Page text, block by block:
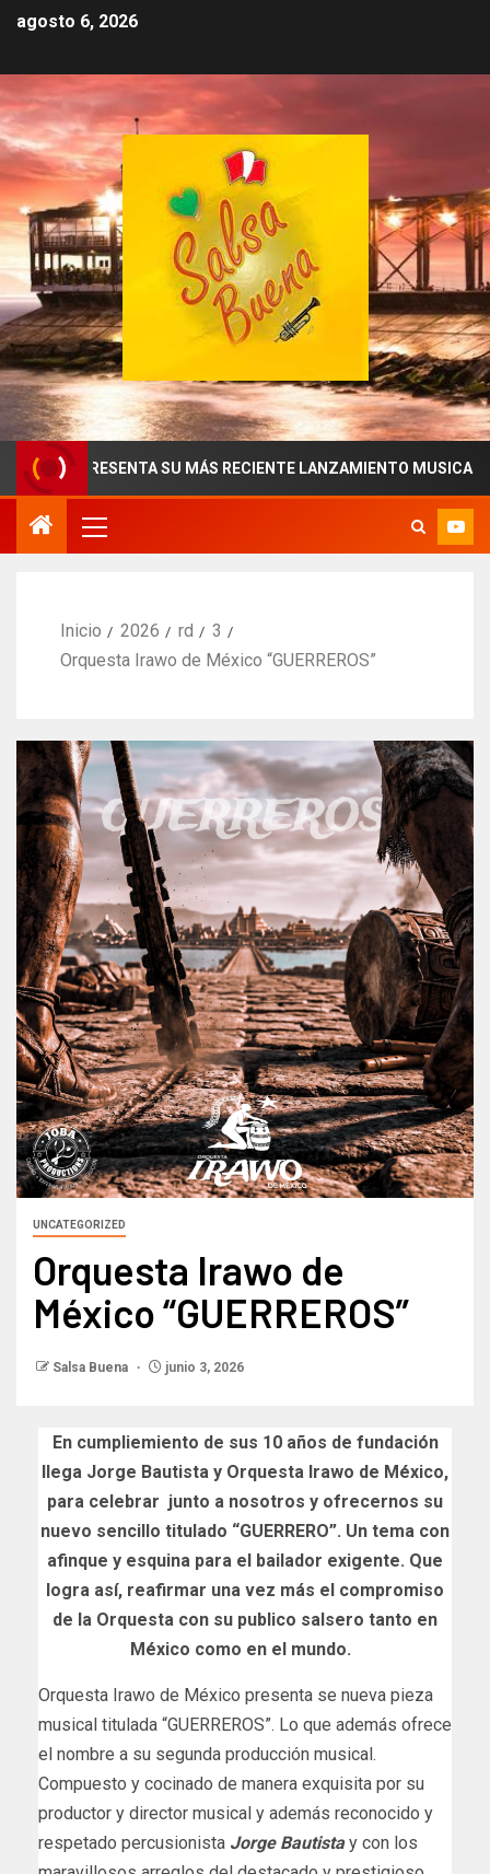
agosto 6, 2026
PRESENTA SU MÁS RECIENTE LANZAMIENTO MUSICAL
Inicio 2026 rd
3
Orquesta Irawo de México “GUERREROS”
UNCATEGORIZED
Orquesta Irawo de
México “GUERREROS”
Salsa Buena junio 3, 2026
En cumpliemiento de sus 10 años de fundación
llega Jorge Bautista y Orquesta Irawo de México,
para celebrar junto a nosotros y ofrecernos su
nuevo sencillo titulado “GUERRERO”. Un tema con
afinque y esquina para el bailador exigente. Que
logra así, reafirmar una vez más el compromiso
de la Orquesta con su publico salsero tanto en
México como en el mundo.
Orquesta Irawo de México presenta se nueva pieza
musical titulada “GUERREROS”. Lo que además ofrece
el nombre a su segunda producción musical.
Compuesto y cocinado de manera exquisita por su
productor y director musical y además reconocido y
respetado percusionista Jorge Bautistay con los